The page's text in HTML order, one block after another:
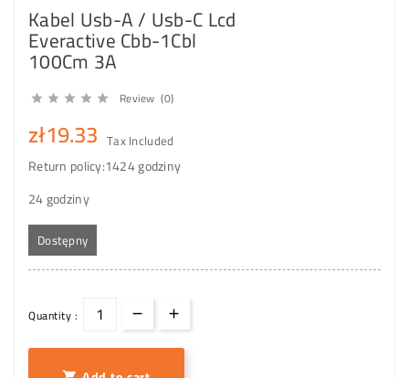
Kabel Usb-A / Usb-C Lcd
Everactive Cbb-1Cbl
100Cm 3A
     Review (0)
zł19.33 Tax Included
Return policy:1424 godziny
24 godziny
Dostępny
Quantity :